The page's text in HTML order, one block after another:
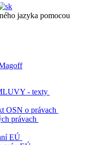
jazyka pomocou
- texty
OSN o právach
právach
EÚ